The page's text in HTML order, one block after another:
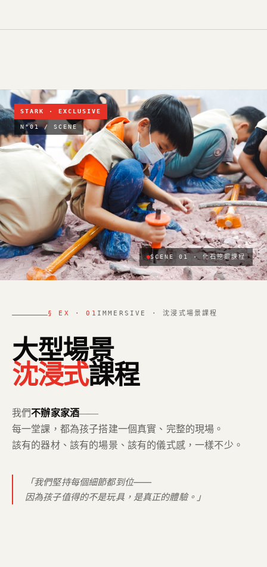
§ EX · 01 IMMERSIVE · 沈浸式場景課程
大型場景
沈浸式課程
我們不辦家家酒——
每一堂課，都為孩子搭建一個真實、完整的現場。
該有的器材、該有的場景、該有的儀式感，一樣不少。
「我們堅持每個細節都到位——
因為孩子值得的不是玩具，是真正的體驗。」
STARK · EXCLUSIVE
N°01 / SCENE
SCENE 01 · 化石挖掘課程